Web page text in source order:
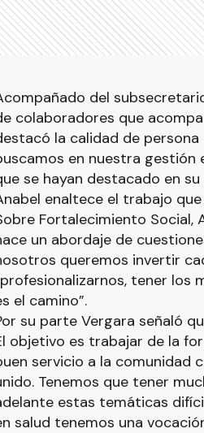
del
colaboradores que
la calidad de persona
en nuestra gestión
se hayan destacado en
enaltece el trabajo que
Fortalecimiento Social,
un abordaje de
queremos invertir
tener los
el camino”.
su parte Vergara señaló
objetivo es trabajar de la
servicio a la comunidad
Tenemos que tener
estas temáticas
salud tenemos una